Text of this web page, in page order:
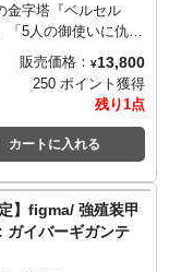
金字塔『ベルセル
「5人の御使いに仇成
称し1000年間に渡り
ンドや使徒と敵対し
き剣士「髑髏の騎
気のアクションフィ
ーズfigmaから登場で
部までの造形はもち
じるアイテムに。オ
ーツとして「剣」
属。
・スタジオ我画／
販売価格： ¥13,800
250 ポイント獲得
残り1点
カートに入れる
定】figma/ 強殖装甲
ガイバーギガンテ